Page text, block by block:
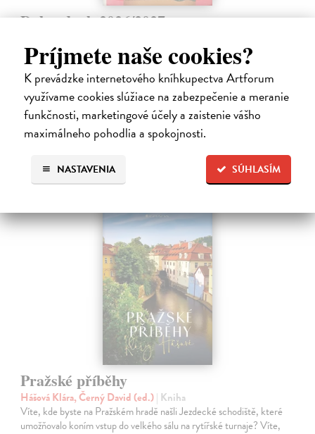
Príjmete naše cookies?
K prevádzke internetového kníhkupectva Artforum
využívame cookies slúžiace na zabezpečenie a meranie
funkčnosti, marketingové účely a zaistenie vášho
maximálneho pohodlia a spokojnosti.
SÚHLASÍM
NASTAVENIA
Dobrodruh 2026/2027
Chcete spoznať unikátne, málo známe miesta na Slovensku a objaviť
doteraz neobjavené kúty našej krajiny? Štvrté vydanie obľúbeného
knižného sprievodcu DobroDruh vás opäť pozýva na potulky po
slovenskej…
Na sklade ?
23,74 €
Pražské příběhy
Hášová Klára, Černý David (ed.)| Kniha
Víte, kde byste na Pražském hradě našli Jezdecké schodiště, které
umožňovalo koním vstup do velkého sálu na rytířské turnaje? Víte,